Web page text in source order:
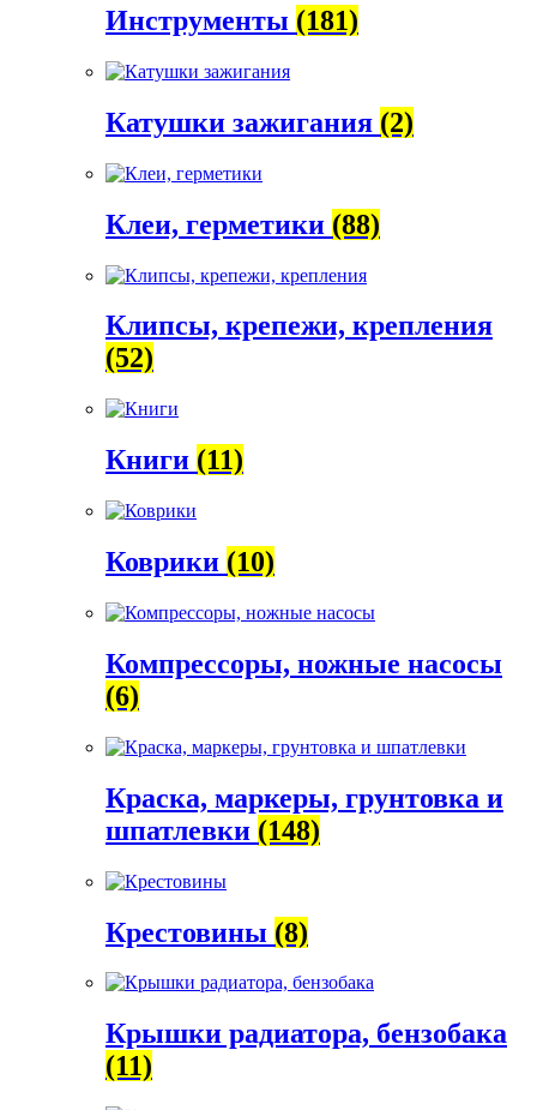
Инструменты (181)
Катушки зажигания (2)
Клеи, герметики (88)
Клипсы, крепежи, крепления
(52)
Книги (11)
Коврики (10)
Компрессоры, ножные насосы
(6)
Краска, маркеры, грунтовка и
шпатлевки (148)
Крестовины (8)
Крышки радиатора, бензобака
(11)